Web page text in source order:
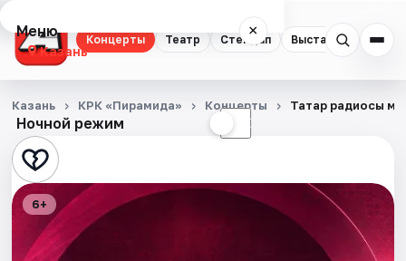
Концерты Театр Стендап Выставки
Меню ×
Казань
Концерты
Театр
Стендап
Выставки
Ночной режим ☾
Казань КРК «Пирамида» Концерты Татар радиосы
6+